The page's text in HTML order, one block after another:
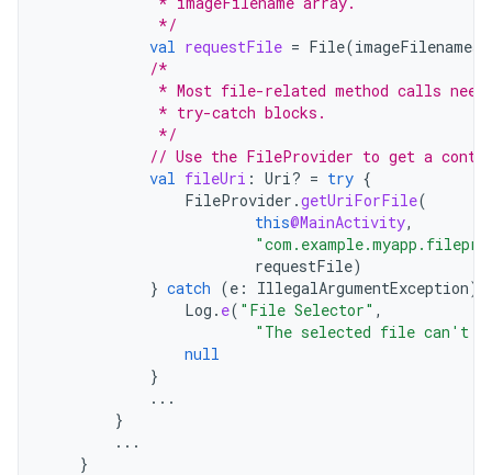
             */
val requestFile = File(imageFilenames
/*
* Most file-related method calls need
             * try-catch blocks.
             */
// Use the FileProvider to get a
val fileUri : Uri? = try {
FileProvider .getUriForFile(
this@MainActivity,
requestFile)
} catch (e : IllegalArgumentException)
Log . e( "File Selector" ,
"The selected file can't
null
}
...
}
...
}